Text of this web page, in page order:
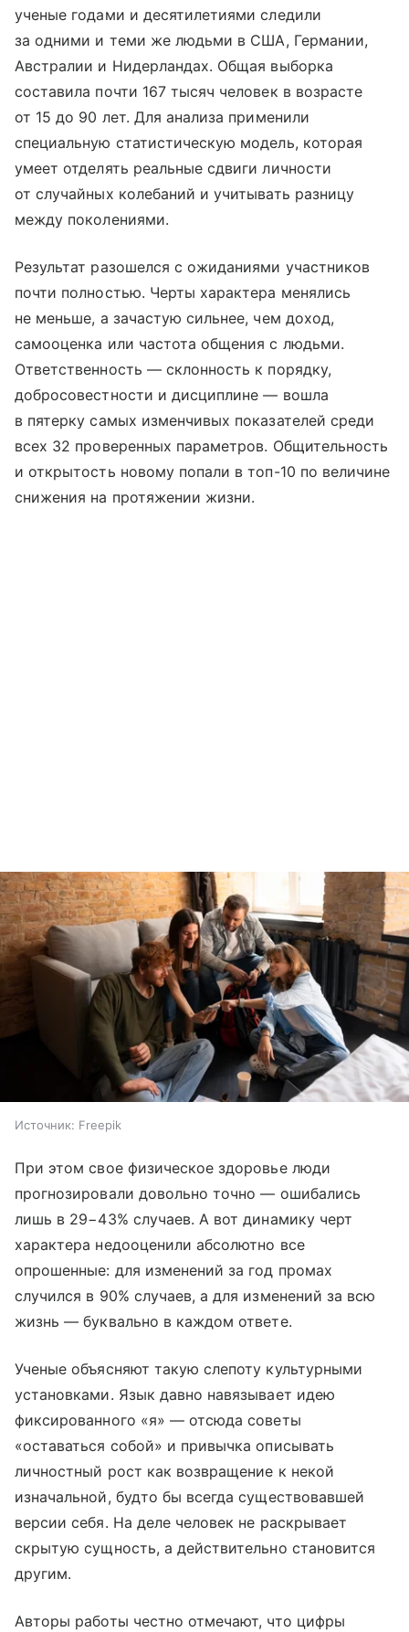
ученые годами и десятилетиями следили
за одними и теми же людьми в США, Германии,
Австралии и Нидерландах. Общая выборка
составила почти 167 тысяч человек в возрасте
от 15 до 90 лет. Для анализа применили
специальную статистическую модель, которая
умеет отделять реальные сдвиги личности
от случайных колебаний и учитывать разницу
между поколениями.
Результат разошелся с ожиданиями участников
почти полностью. Черты характера менялись
не меньше, а зачастую сильнее, чем доход,
самооценка или частота общения с людьми.
Ответственность — склонность к порядку,
добросовестности и дисциплине — вошла
в пятерку самых изменчивых показателей среди
всех 32 проверенных параметров. Общительность
и открытость новому попали в топ-10 по величине
снижения на протяжении жизни.
Источник: Freepik
При этом свое физическое здоровье люди
прогнозировали довольно точно — ошибались
лишь в 29−43% случаев. А вот динамику черт
характера недооценили абсолютно все
опрошенные: для изменений за год промах
случился в 90% случаев, а для изменений за всю
жизнь — буквально в каждом ответе.
Ученые объясняют такую слепоту культурными
установками. Язык давно навязывает идею
фиксированного «я» — отсюда советы
«оставаться собой» и привычка описывать
личностный рост как возвращение к некой
изначальной, будто бы всегда существовавшей
версии себя. На деле человек не раскрывает
скрытую сущность, а действительно становится
другим.
Авторы работы честно отмечают, что цифры